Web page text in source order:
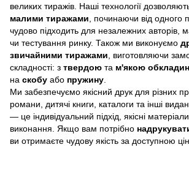
великих тиражів. Наші технології
малими тиражами , починаючи від одного
чудово підходить для незалежних авторів,
чи тестування ринку. Також ми виконуємо
звичайними тиражами , виготовляючи
складності: з твердою та м'якою
на скобу або пружину
Ми забезпечуємо якісний друк для різних
романи, дитячі книги, каталоги та інші
— це індивідуальний підхід, якісні
виконання. Якщо вам потрібно
ви отримаєте чудову якість за доступною